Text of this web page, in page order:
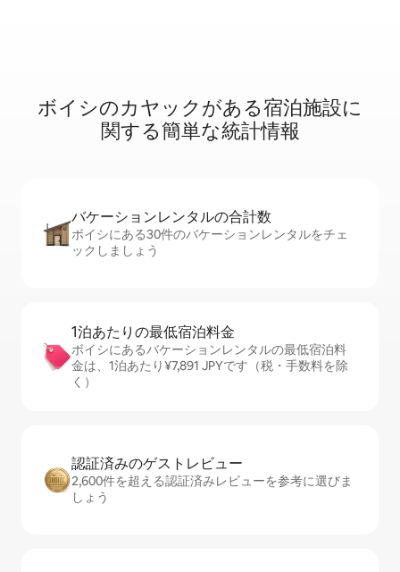
ボイシのカ⁠ヤ⁠ッ⁠ク⁠が⁠あ⁠る宿⁠泊⁠施⁠設⁠に
関⁠す⁠る簡⁠単⁠な統⁠計⁠情⁠報
バケーションレ⁠ン⁠タ⁠ル⁠の合⁠計⁠数
ボイシにある30件のバケーションレンタルをチェ
ックしましょう
1泊あたりの最⁠低⁠宿⁠泊⁠料⁠金
ボイシにあるバケーションレンタルの最低宿泊料
金は、1泊あたり¥7,891 JPYです（税・手数料を除
く）
認証済みのゲ⁠ス⁠ト⁠レ⁠ビ⁠ュ⁠ー
2,600件を超える認証済みレビューを参考に選びま
しょう